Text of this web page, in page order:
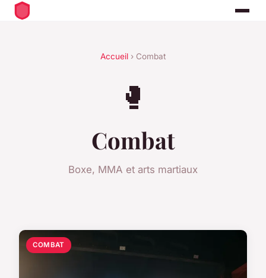
Accueil › Combat
🥊
Combat
Boxe, MMA et arts martiaux
COMBAT